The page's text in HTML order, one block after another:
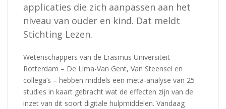
applicaties die zich aanpassen aan het
niveau van ouder en kind. Dat meldt
Stichting Lezen.
Wetenschappers van de Erasmus Universiteit
Rotterdam – De Lima-Van Gent, Van Steensel en
collega’s – hebben middels een meta-analyse van 25
studies in kaart gebracht wat de effecten zijn van de
inzet van dit soort digitale hulpmiddelen. Vandaag